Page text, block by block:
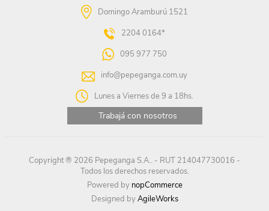
Domingo Aramburú 1521
2204 0164*
095 977 750
info@pepeganga.com.uy
Lunes a Viernes de 9 a 18hs.
Trabajá con nosotros
Copyright ® 2026 Pepeganga S.A.. - RUT 214047730016 -
Todos los derechos reservados.
Powered by nopCommerce
Designed byAgileWorks